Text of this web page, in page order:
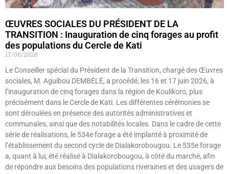
ŒUVRES SOCIALES DU PRÉSIDENT DE LA
TRANSITION : Inauguration de cinq forages au profit
des populations du Cercle de Kati
17/06/2026
Le Conseiller spécial du Président de la Transition, chargé des Œuvres
sociales, M. Aguibou DEMBÉLÉ, a procédé, les 16 et 17 juin 2026, à
l’inauguration de cinq forages dans la région de Koulikoro, plus
précisément dans le Cercle de Kati. Les différentes cérémonies se
sont déroulées en présence des autorités administratives et
communales, ainsi que des notabilités locales. Dans le cadre de cette
série de réalisations, le 534e forage a été implanté à proximité de
l’établissement du second cycle de Dialakorobougou. Le 535e forage
a, quant à lui, été réalisé à Dialakorobougou, à côté du marché, afin
de répondre aux besoins des populations riveraines et des usagers de